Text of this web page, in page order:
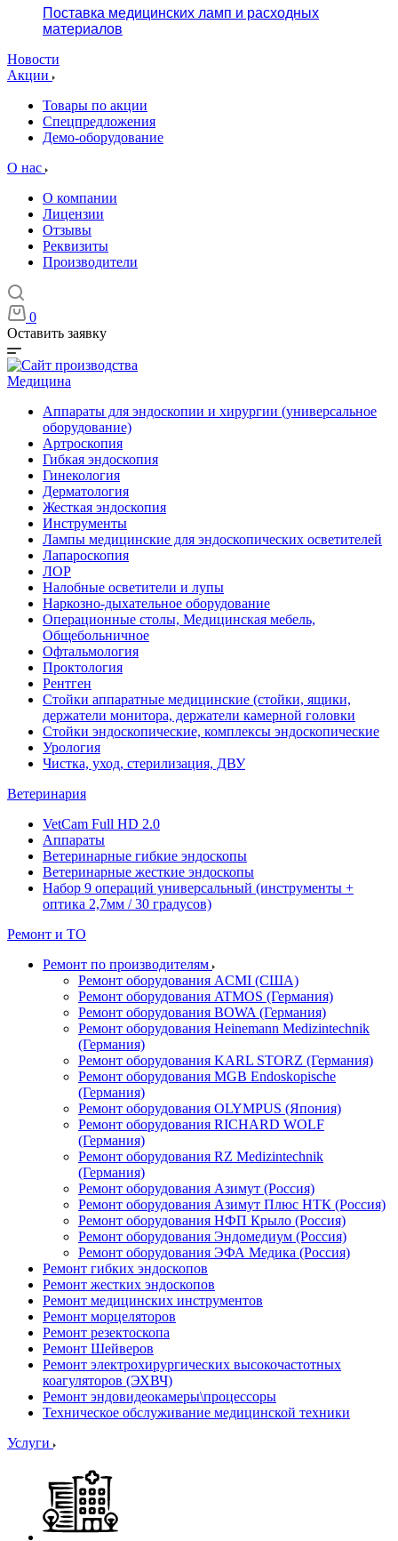
Поставка медицинских ламп и расходных
материалов
Новости
Акции
Товары по акции
Спецпредложения
Демо-оборудование
О нас
О компании
Лицензии
Отзывы
Реквизиты
Производители
0
Оставить заявку
Медицина
Аппараты для эндоскопии и хирургии (универсальное
оборудование)
Артроскопия
Гибкая эндоскопия
Гинекология
Дерматология
Жесткая эндоскопия
Инструменты
Лампы медицинские для эндоскопических осветителей
Лапароскопия
ЛОР
Налобные осветители и лупы
Наркозно-дыхательное оборудование
Операционные столы, Медицинская мебель,
Общебольничное
Офтальмология
Проктология
Рентген
Стойки аппаратные медицинские (стойки, ящики,
держатели монитора, держатели камерной головки
Стойки эндоскопические, комплексы эндоскопические
Урология
Чистка, уход, стерилизация, ДВУ
Ветеринария
VetCam Full HD 2.0
Аппараты
Ветеринарные гибкие эндоскопы
Ветеринарные жесткие эндоскопы
Набор 9 операций универсальный (инструменты +
оптика 2,7мм / 30 градусов)
Ремонт и ТО
Ремонт по производителям
Ремонт оборудования ACMI (США)
Ремонт оборудования ATMOS (Германия)
Ремонт оборудования BOWA (Германия)
Ремонт оборудования Heinemann Medizintechnik
(Германия)
Ремонт оборудования KARL STORZ (Германия)
Ремонт оборудования MGB Endoskopische
(Германия)
Ремонт оборудования OLYMPUS (Япония)
Ремонт оборудования RICHARD WOLF
(Германия)
Ремонт оборудования RZ Medizintechnik
(Германия)
Ремонт оборудования Азимут (Россия)
Ремонт оборудования Азимут Плюс НТК (Россия)
Ремонт оборудования НФП Крыло (Россия)
Ремонт оборудования Эндомедиум (Россия)
Ремонт оборудования ЭФА Медика (Россия)
Ремонт гибких эндоскопов
Ремонт жестких эндоскопов
Ремонт медицинских инструментов
Ремонт морцеляторов
Ремонт резектоскопа
Ремонт Шейверов
Ремонт электрохирургических высокочастотных
коагуляторов (ЭХВЧ)
Ремонт эндовидеокамеры\процессоры
Техническое обслуживание медицинской техники
Услуги